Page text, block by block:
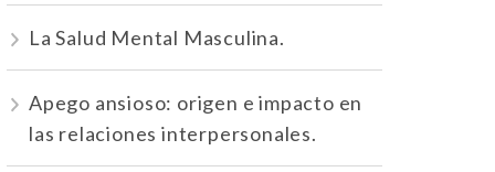
La Salud Mental Masculina.
Apego ansioso: origen e impacto en
las relaciones interpersonales.